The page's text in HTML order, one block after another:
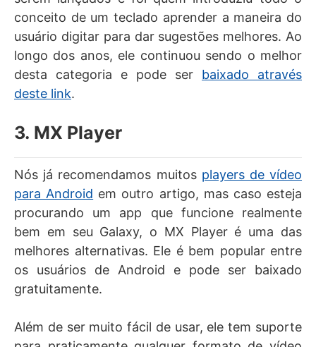
conceito de um teclado aprender a maneira do
usuário digitar para dar sugestões melhores. Ao
longo dos anos, ele continuou sendo o melhor
desta categoria e pode ser baixado através
deste link.
3. MX Player
Nós já recomendamos muitos players de vídeo
para Android em outro artigo, mas caso esteja
procurando um app que funcione realmente
bem em seu Galaxy, o MX Player é uma das
melhores alternativas. Ele é bem popular entre
os usuários de Android e pode ser baixado
gratuitamente.
Além de ser muito fácil de usar, ele tem suporte